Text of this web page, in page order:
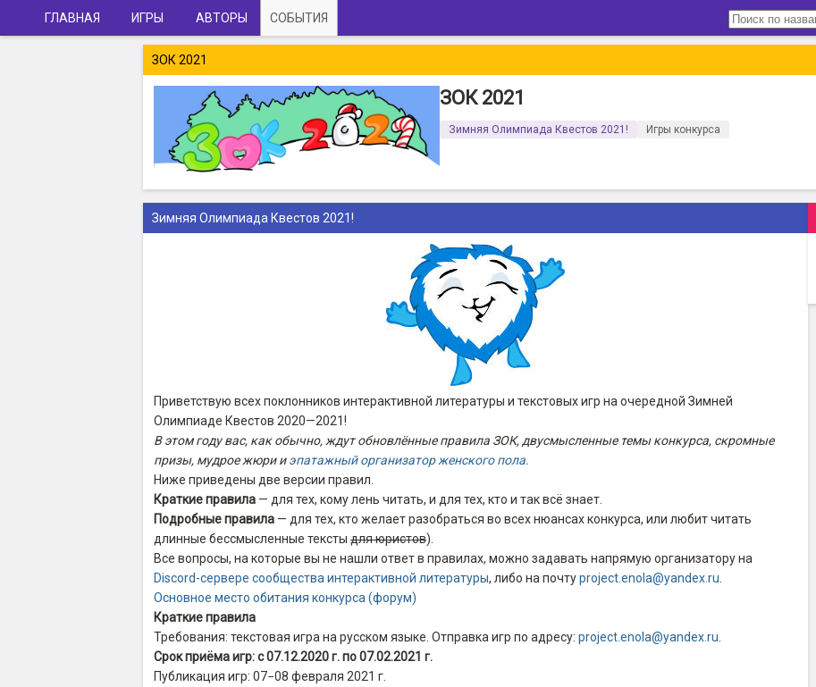
ГЛАВНАЯ ИГРЫ АВТОРЫ СОБЫТИЯ
ЗОК 2021
ЗОК 2021
Зимняя Олимпиада Квестов 2021! Игры конкурса
Зимняя Олимпиада Квестов 2021!
Приветствую всех поклонников интерактивной литературы и текстовых игр на очередной Зимней
Олимпиаде Квестов 2020—2021!
В этом году вас, как обычно, ждут обновлённые правила ЗОК, двусмысленные темы конкурса, скромные
призы, мудрое жюри иэпатажный организатор женского пола.
Ниже приведены две версии правил.
Краткие правила — для тех, кому лень читать, и для тех, кто и так всё знает.
Подробные правила — для тех, кто желает разобраться во всех нюансах конкурса, или любит читать
длинные бессмысленные тексты для юристов).
Все вопросы, на которые вы не нашли ответ в правилах, можно задавать напрямую организатору на
Discord-сервере сообщества интерактивной литературы, либо на почтуproject.enola@yandex.ru.
Основное место обитания конкурса (форум)
Краткие правила
Требования: текстовая игра на русском языке. Отправка игр по адресу: project.enola@yandex.ru.
Срок приёма игр: с 07.12.2020 г. по 07.02.2021 г.
Публикация игр: 07−08 февраля 2021 г.